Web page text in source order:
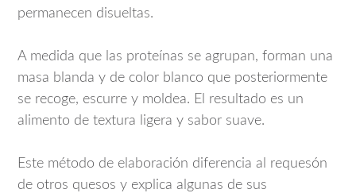
permanecen disueltas.
A medida que las proteínas se agrupan, forman una
masa blanda y de color blanco que posteriormente
se recoge, escurre y moldea. El resultado es un
alimento de textura ligera y sabor suave.
Este método de elaboración diferencia al requesón
de otros quesos y explica algunas de sus